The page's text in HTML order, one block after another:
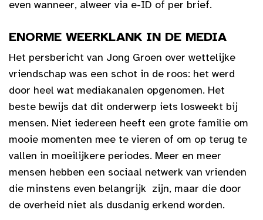
even wanneer, alweer via e-ID of per brief.
ENORME WEERKLANK IN DE MEDIA
Het persbericht van Jong Groen over wettelijke
vriendschap was een schot in de roos: het werd
door heel wat mediakanalen opgenomen. Het
beste bewijs dat dit onderwerp iets losweekt bij
mensen. Niet iedereen heeft een grote familie om
mooie momenten mee te vieren of om op terug te
vallen in moeilijkere periodes. Meer en meer
mensen hebben een sociaal netwerk van vrienden
die minstens even belangrijk zijn, maar die door
de overheid niet als dusdanig erkend worden.